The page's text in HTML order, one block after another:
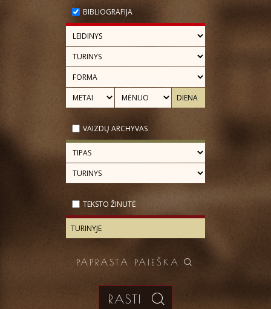
BIBLIOGRAFIJA
VAIZDŲ ARCHYVAS
TEKSTO ŽINUTĖ
PAPRASTA PAIEŠKA